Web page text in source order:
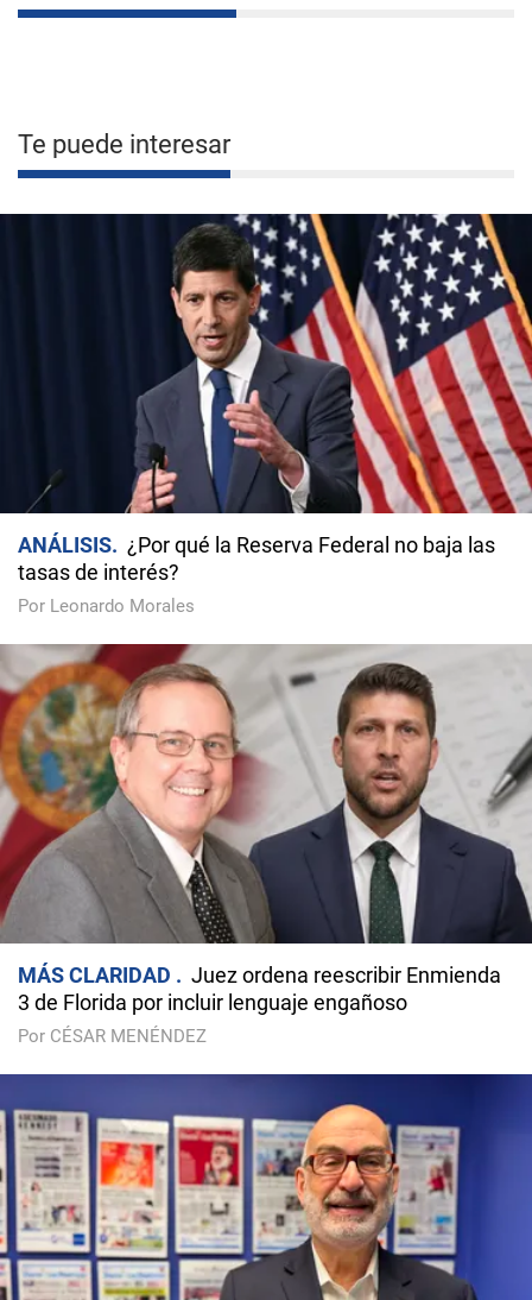
Te puede interesar
ANÁLISIS
¿Por qué la Reserva Federal no baja las
tasas de interés?
Por Leonardo Morales
MÁS CLARIDAD
Juez ordena reescribir Enmienda
3 de Florida por incluir lenguaje engañoso
Por CÉSAR MENÉNDEZ